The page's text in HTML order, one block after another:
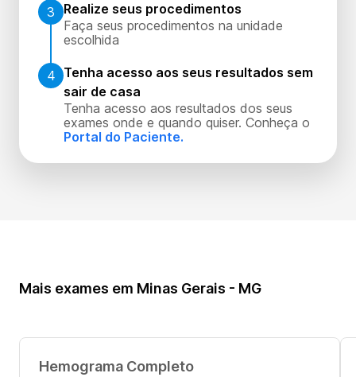
3
Realize seus procedimentos
Faça seus procedimentos na unidade
escolhida
4 Tenha acesso aos seus resultados sem
sair de casa
Tenha acesso aos resultados dos seus
exames onde e quando quiser. Conheça o
Portal do Paciente.
Mais exames em Minas Gerais - MG
Hemograma Completo